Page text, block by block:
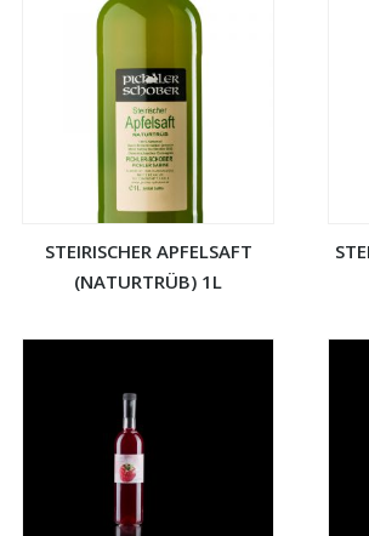
STEIRISCHER APFELSAFT
(NATURTRÜB) 1L